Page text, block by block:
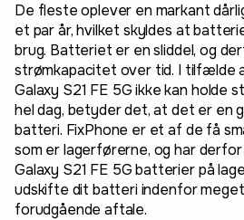
De fleste oplever en markant
et par år, hvilket skyldes at
brug. Batteriet er en sliddel, og
strømkapacitet over tid. I tilfælde
Galaxy S21 FE 5G ikke kan holde
hel dag, betyder det, at det er en
batteri. FixPhone er et af de få
som er lagerførerne, og har
Galaxy S21 FE 5G batterier på
udskifte dit batteri indenfor
forudgående aftale.